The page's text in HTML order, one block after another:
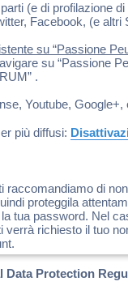
(e di profilazione
Facebook, (e altri
su “Passione
su “Passione
.
Youtube, Google+,
più diffusi:
di
proteggila
tua password. Nel
richiesto il tuo
Data Protection